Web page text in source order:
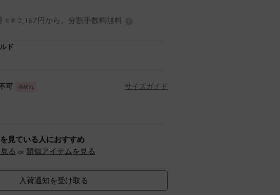
々¥ 2,167円から。分割手数料無料
ド
可 品切れ サイズガイド
見ている人におすすめ
る or 類似アイテムを見る
入荷通知を受け取る